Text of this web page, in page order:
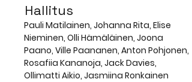
Hallitus
Pauli Matilainen, Johanna Rita, Elise
Nieminen, Olli Hämäläinen, Joona
Paano, Ville Paananen, Anton Pohjonen,
Rosafiia Kananoja, Jack Davies,
Ollimatti Aikio, Jasmiina Ronkainen